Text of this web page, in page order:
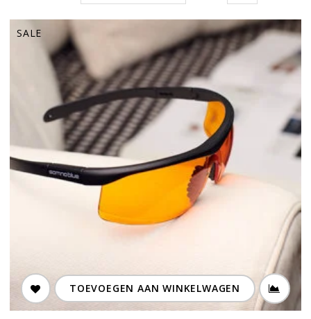
TOEVOEGEN AAN WINKELWAGEN
SALE